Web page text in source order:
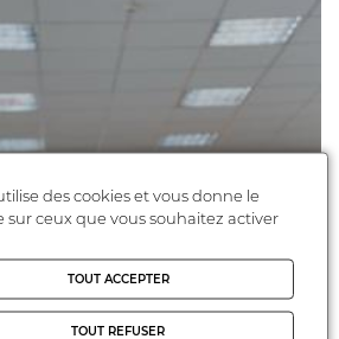
des cookies et vous donne le
sur ceux que vous souhaitez activer
TOUT ACCEPTER
TOUT REFUSER